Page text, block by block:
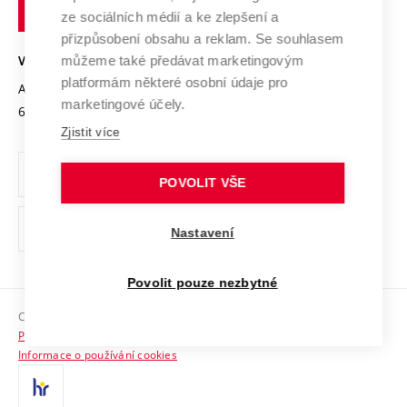
Open Science
Projekty
Projekty ze strukturálních fondů
Specifický výzkum
Mezinárodní dohody
Univerzitní sítě
Podnikavá univerzita / ContriBUTe
Bezpečná univerzita
Vyznamenání
Organizační struktura
Ochrana osobních údajů
odkaz)
Sociální bezpečí
HR Award
Kontakty
technické
VYSOKÉ UČENÍ TECHNICKÉ V BRNĚ
Antonínská 548/1
602 00 Brno
www.vut.cz
vut@vutbr.cz
Copyright © 2026 VUT
Prohlášení o přístupnosti
Informace o používání cookies
ze sociálních médií a ke zlepšení a
přizpůsobení obsahu a reklam. Se souhlasem
můžeme také předávat marketingovým
platformám některé osobní údaje pro
marketingové účely.
Zjistit více
POVOLIT VŠE
Nastavení
Povolit pouze nezbytné